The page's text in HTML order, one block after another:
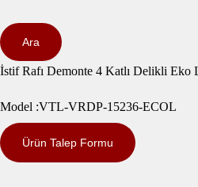
Ara
İstif Rafı Demonte 4 Katlı Delikli Eko
Model :VTL-VRDP-15236-ECOL
Ürün Talep Formu